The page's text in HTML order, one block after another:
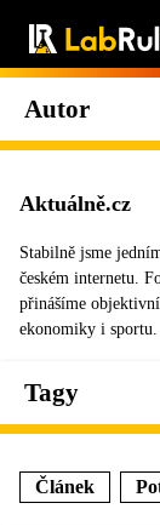
Autor
Aktuálně.cz
Stabilně jsme
českém internetu.
přinášíme
ekonomiky i sportu.
Tagy
Článek